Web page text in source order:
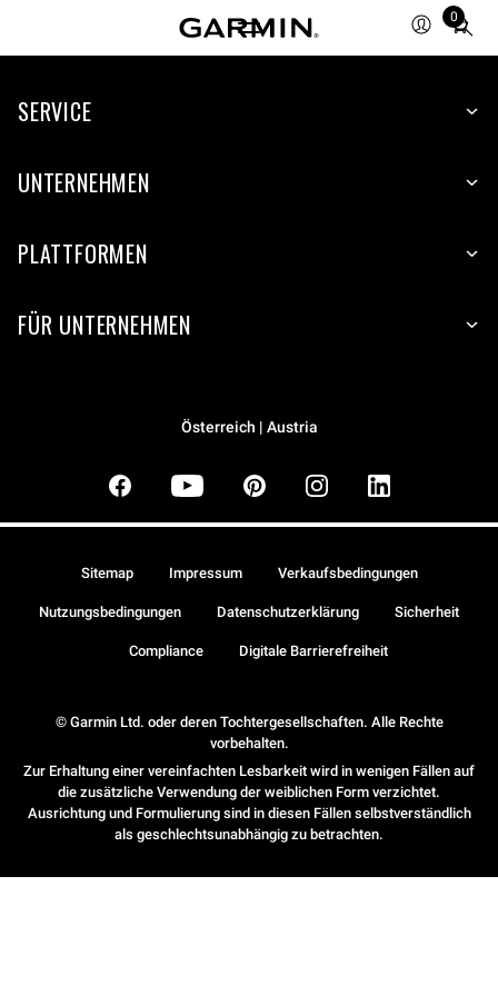
0
Total
items
cart:
SERVICE
UNTERNEHMEN
PLATTFORMEN
FÜR UNTERNEHMEN
Österreich | Austria
© Garmin Ltd. oder deren Tochtergesellschaften. Alle Rechte
vorbehalten.
Zur Erhaltung einer vereinfachten Lesbarkeit wird in wenigen Fällen auf
die zusätzliche Verwendung der weiblichen Form verzichtet.
Ausrichtung und Formulierung sind in diesen Fällen selbstverständlich
als geschlechtsunabhängig zu betrachten.
Sitemap Impressum Verkaufsbedingungen
Nutzungsbedingungen Datenschutzerklärung Sicherheit
Compliance Digitale Barrierefreiheit